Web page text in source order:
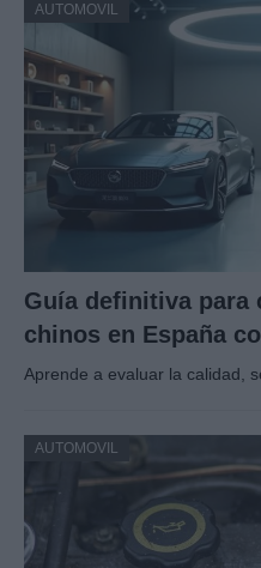
AUTOMOVIL
Guía definitiva para
chinos en España
Aprende a evaluar la calidad,
AUTOMOVIL